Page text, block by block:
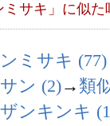
ミサキ」に似た
ミサキ (77)
ン (2)→ 類
ンキンキ